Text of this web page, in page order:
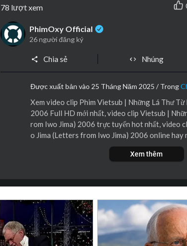
78 lượt xem
PhimOxy Official
26 người đăng ký
Chia sẻ Nhúng
Được xuất bản vào 25 Tháng Năm 2025 / Trong
Xem video clip Phim Vietsub | Những Lá Thư
2006 Full HD mới nhất, video clip Vietsub |
rom Iwo Jima) 2006 trực tuyến hot nhất, video
o Jima (Letters from Iwo Jima) 2006 online hay
Bộ phim lấy bối cảnh đảo Iwo Jima vào cuối
rú phòng. Ngay khi đến đảo, ông đã đi khảo sát
Tanida đánh đập hai Binh nhì dưới quyền là
ói “không ái quốc” (Saigo nói rằng nên nhường
yashi ra lệnh cho Tanida phạt họ bằng cách cắt
p. Ông cũng yêu cầu giữ gìn sức lực cho quân
Xem thêm